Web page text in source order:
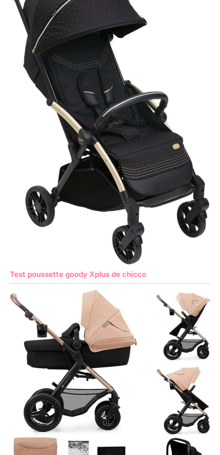
Test poussette goody Xplus de chicco